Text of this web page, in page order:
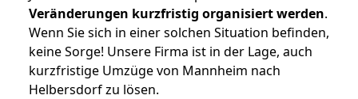
Veränderungen kurzfristig organisiert werden.
Wenn Sie sich in einer solchen Situation befinden,
keine Sorge! Unsere Firma ist in der Lage, auch
kurzfristige Umzüge von Mannheim nach
Helbersdorf zu lösen.